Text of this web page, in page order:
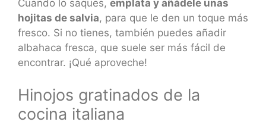
Cuando lo saques, emplata y añádele unas
hojitas de salvia, para que le den un toque más
fresco. Si no tienes, también puedes añadir
albahaca fresca, que suele ser más fácil de
encontrar. ¡Qué aproveche!
Hinojos gratinados de la
cocina italiana